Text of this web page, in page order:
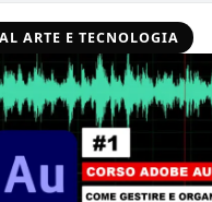
ARTE E TECNOLOGIA